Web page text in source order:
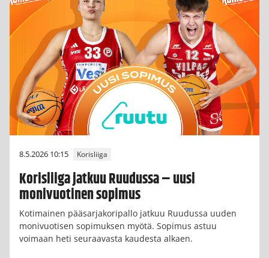
8.5.2026 10:15 Korisliiga
Korisliiga jatkuu Ruudussa – uusi
monivuotinen sopimus
Kotimainen pääsarjakoripallo jatkuu Ruudussa uuden
monivuotisen sopimuksen myötä. Sopimus astuu
voimaan heti seuraavasta kaudesta alkaen.